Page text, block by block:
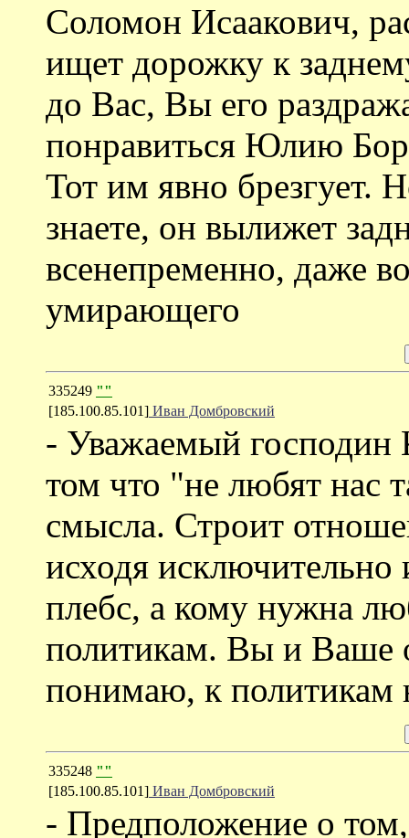
Соломон Исаакович,
ищет дорожку к
до Вас, Вы его
понравиться Юлию
Тот им явно брезгует.
знаете, он вылижет
всенепременно, даже
умирающего
335249 ""
[185.100.85.101] Иван Домбровский
- Уважаемый господин
том что "не любят нас
смысла. Строит
исходя исключительно
плебс, а кому нужна
политикам. Вы и Ваше
понимаю, к политикам
335248 ""
[185.100.85.101] Иван Домбровский
- Предположение о